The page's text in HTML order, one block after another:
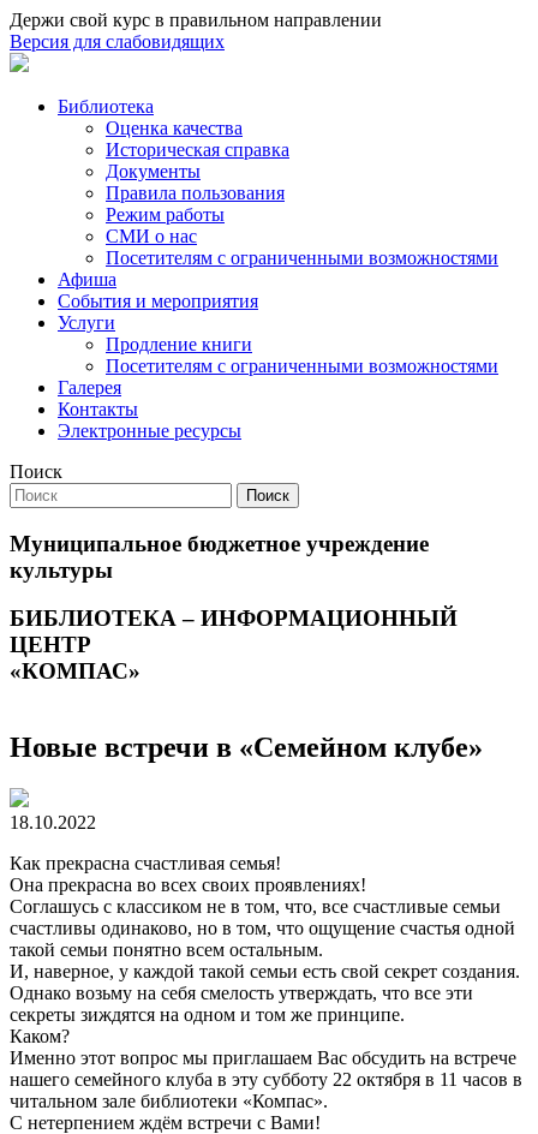
Держи свой курс в правильном направлении
Версия для слабовидящих
Библиотека
Оценка качества
Историческая справка
Документы
Правила пользования
Режим работы
СМИ о нас
Посетителям с ограниченными возможностями
Афиша
События и мероприятия
Услуги
Продление книги
Посетителям с ограниченными возможностями
Галерея
Контакты
Электронные ресурсы
Поиск
Поиск
Муниципальное бюджетное учреждение
культуры
БИБЛИОТЕКА – ИНФОРМАЦИОННЫЙ
ЦЕНТР
«КОМПАС»
Новые встречи в «Семейном клубе»
18.10.2022
Как прекрасна счастливая семья!
Она прекрасна во всех своих проявлениях!
Соглашусь с классиком не в том, что, все счастливые семьи
счастливы одинаково, но в том, что ощущение счастья одной
такой семьи понятно всем остальным.
И, наверное, у каждой такой семьи есть свой секрет создания.
Однако возьму на себя смелость утверждать, что все эти
секреты зиждятся на одном и том же принципе.
Каком?
Именно этот вопрос мы приглашаем Вас обсудить на встрече
нашего семейного клуба в эту субботу 22 октября в 11 часов в
читальном зале библиотеки «Компас».
С нетерпением ждём встречи с Вами!